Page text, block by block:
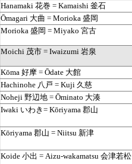
Hanamaki 花巻 = Kamaishi 釜石
Ōmagari 大曲 = Morioka 盛岡
Morioka 盛岡 = Miyako 宮古
Moichi 茂市 = Iwaizumi 岩泉
Kōma 好摩 = Ōdate 大館
Hachinohe 八戸 = Kuji 久慈
Noheji 野辺地 = Ōminato 大湊
Iwaki いわき= Kōriyama 郡山
Kōriyama 郡山 = Niitsu 新津
Koide 小出 = Aizu-wakamatsu 会津若松